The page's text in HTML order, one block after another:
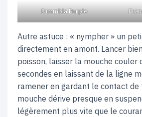
Dimmbla Purple
Autre astuce : « nympher » un
directement en amont. Lancer
poisson, laisser la mouche couler
secondes en laissant de la ligne
ramener en gardant le contact de
mouche dérive presque en
légèrement plus vite que le